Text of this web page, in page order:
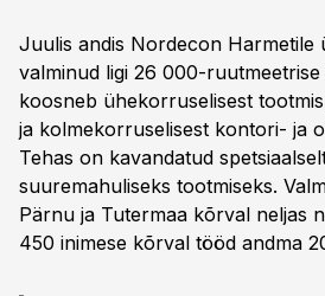
Juulis andis Nordecon Harmetile
valminud ligi 26 000-
koosneb ühekorruselisest
ja kolmekorruselisest kontori- ja
Tehas on kavandatud
suuremahuliseks tootmiseks.
Pärnu ja Tutermaa kõrval neljas
450 inimese kõrval tööd andma